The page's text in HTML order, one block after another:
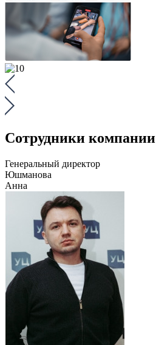
Сотрудники компании
Генеральный директор
Юшманова
Анна